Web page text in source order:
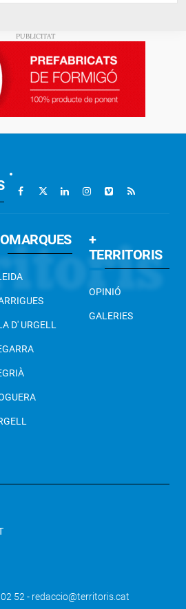
D' URGELL
+
TERRITORIS
OPINIÓ
GALERIES
52 - redaccio@territoris.cat